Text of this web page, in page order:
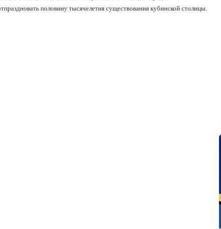
половину тысячелетия существования кубинской столицы.